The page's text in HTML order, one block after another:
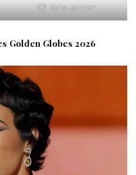
Kylie Jenner
Golden Globes 2026